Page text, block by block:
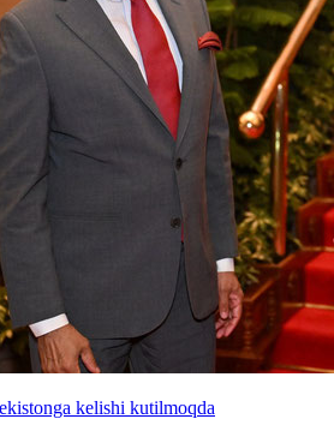
kelishi kutilmoqda